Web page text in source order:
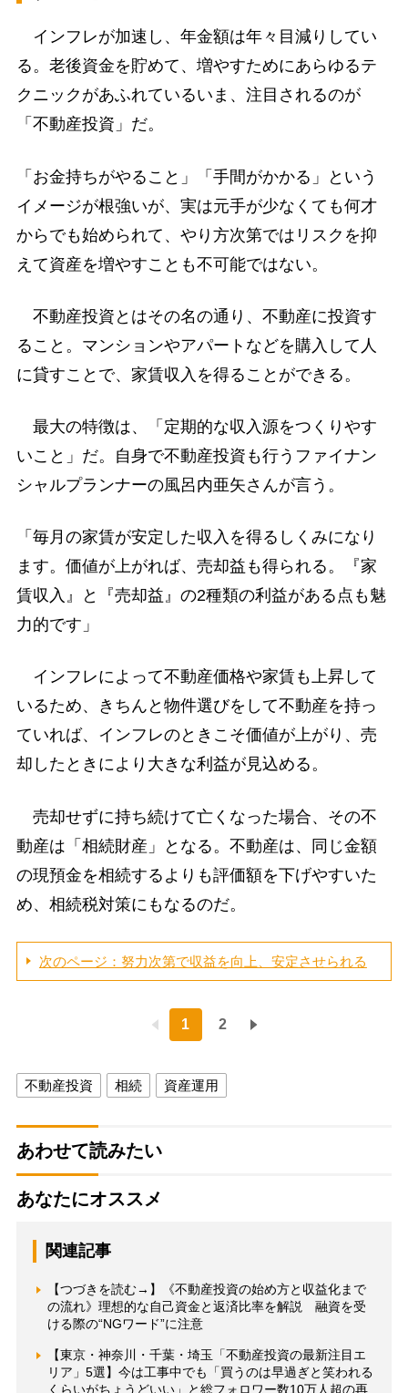
インフレが加速し、年金額は年々目減りしてい
る。老後資金を貯めて、増やすためにあらゆるテ
クニックがあふれているいま、注目されるのが
「不動産投資」だ。
「お金持ちがやること」「手間がかかる」という
イメージが根強いが、実は元手が少なくても何才
からでも始められて、やり方次第ではリスクを抑
えて資産を増やすことも不可能ではない。
不動産投資とはその名の通り、不動産に投資す
ること。マンションやアパートなどを購入して人
に貸すことで、家賃収入を得ることができる。
最大の特徴は、「定期的な収入源をつくりやす
いこと」だ。自身で不動産投資も行うファイナン
シャルプランナーの風呂内亜矢さんが言う。
「毎月の家賃が安定した収入を得るしくみになり
ます。価値が上がれば、売却益も得られる。『家
賃収入』と『売却益』の2種類の利益がある点も魅
力的です」
インフレによって不動産価格や家賃も上昇して
いるため、きちんと物件選びをして不動産を持っ
ていれば、インフレのときこそ価値が上がり、売
却したときにより大きな利益が見込める。
売却せずに持ち続けて亡くなった場合、その不
動産は「相続財産」となる。不動産は、同じ金額
の現預金を相続するよりも評価額を下げやすいた
め、相続税対策にもなるのだ。
次のページ：努力次第で収益を向上、安定させられる
1 2
不動産投資 相続 資産運用
あわせて読みたい
あなたにオススメ
関連記事
【つづきを読む→】《不動産投資の始め方と収益化まで
の流れ》理想的な自己資金と返済比率を解説 融資を受
ける際の“NGワード”に注意
【東京・神奈川・千葉・埼玉「不動産投資の最新注目エ
リア」5選】今は工事中でも「買うのは早過ぎと笑われる
くらいがちょうどいい」と総フォロワー数10万人超の再